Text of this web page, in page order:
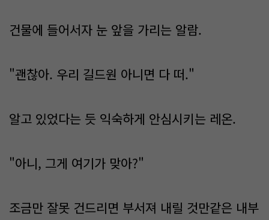
건물에 들어서자 눈 앞을 가리는 알람.
"괜찮아. 우리 길드원 아니면 다 떠."
알고 있었다는 듯 익숙하게 안심시키는 레온.
"아니, 그게 여기가 맞아?"
조금만 잘못 건드리면 부서져 내릴 것만같은 내부